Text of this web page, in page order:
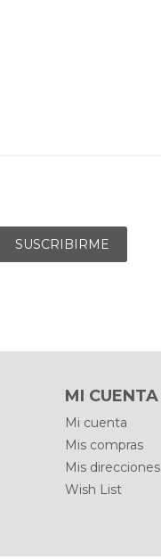
MI CUENTA
Mi cuenta
Mis compras
Mis direcciones
Wish List
SUSCRIBIRME